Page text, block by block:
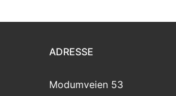
ADRESSE
Modumveien 53